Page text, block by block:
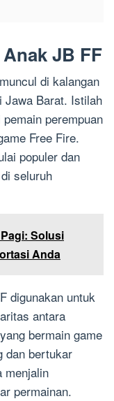
JB FF
di kalangan
Jawa Barat. Istilah
perempuan
Free Fire.
populer dan
seluruh
Solusi
Anda
digunakan untuk
antara
bermain game
dan bertukar
menjalin
permainan.